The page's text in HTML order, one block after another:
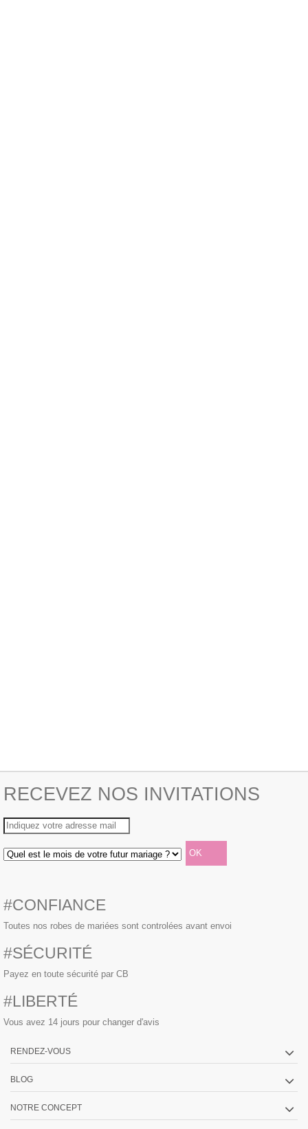
RECEVEZ NOS INVITATIONS
#CONFIANCE
Toutes nos robes de mariées sont controlées avant envoi
#SÉCURITÉ
Payez en toute sécurité par CB
#LIBERTÉ
Vous avez 14 jours pour changer d'avis
RENDEZ-VOUS
BLOG
NOTRE CONCEPT